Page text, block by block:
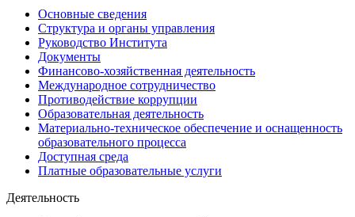
Основные сведения
Структура и органы управления
Руководство Института
Документы
Финансово-хозяйственная деятельность
Международное сотрудничество
Противодействие коррупции
Образовательная деятельность
Материально-техническое обеспечение и оснащенность
образовательного процесса
Доступная среда
Платные образовательные услуги
Деятельность